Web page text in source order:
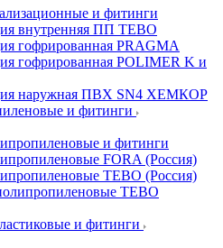
и фитинги
внутренняя ПП TEBO
гофрированная PRAGMA
гофрированная POLIMER K и
наружная ПВХ SN4 ХЕМКОР
и фитинги
и фитинги
FORA (Россия)
TEBO (Россия)
TEBO
и фитинги